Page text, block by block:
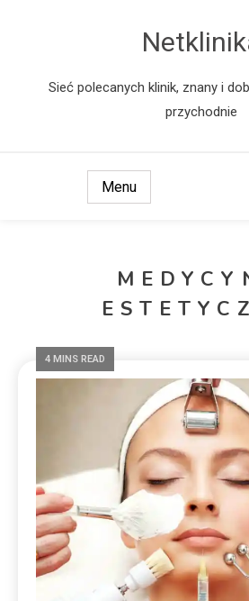
Sieć polecanych klinik, znany i
przychodnie
Menu
4 MINS READ